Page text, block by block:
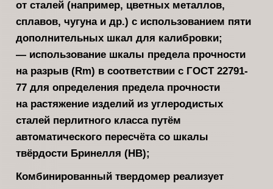
от сталей (например, цветных металлов,
сплавов, чугуна и др.) с использованием пяти
дополнительных шкал для калибровки;
— использование шкалы предела прочности
на разрыв (Rm) в соответствии с ГОСТ 22791-
77 для определения предела прочности
на растяжение изделий из углеродистых
сталей перлитного класса путём
автоматического пересчёта со шкалы
твёрдости Бринелля (HB);
Комбинированный твердомер реализует